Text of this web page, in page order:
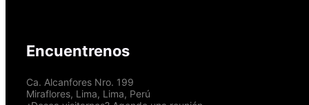
Encuentrenos
Ca. Alcanfores Nro. 199
Miraflores, Lima, Lima, Perú